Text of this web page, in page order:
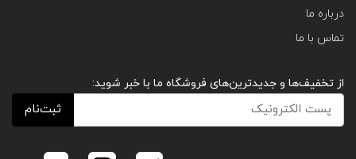
درباره ما
تماس با ما
از تخفیف‌ها و جدیدترین‌های فروشگاه ما با خبر شوید:
ثبت‌نام